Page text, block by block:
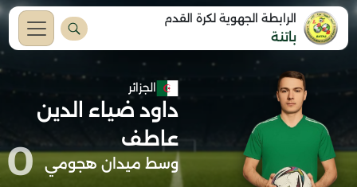
الرابطة الجهوية لكرة القدم
باتنة
الجزائر
داود ضياء الدين
عاطف
وسط ميدان هجومي 0